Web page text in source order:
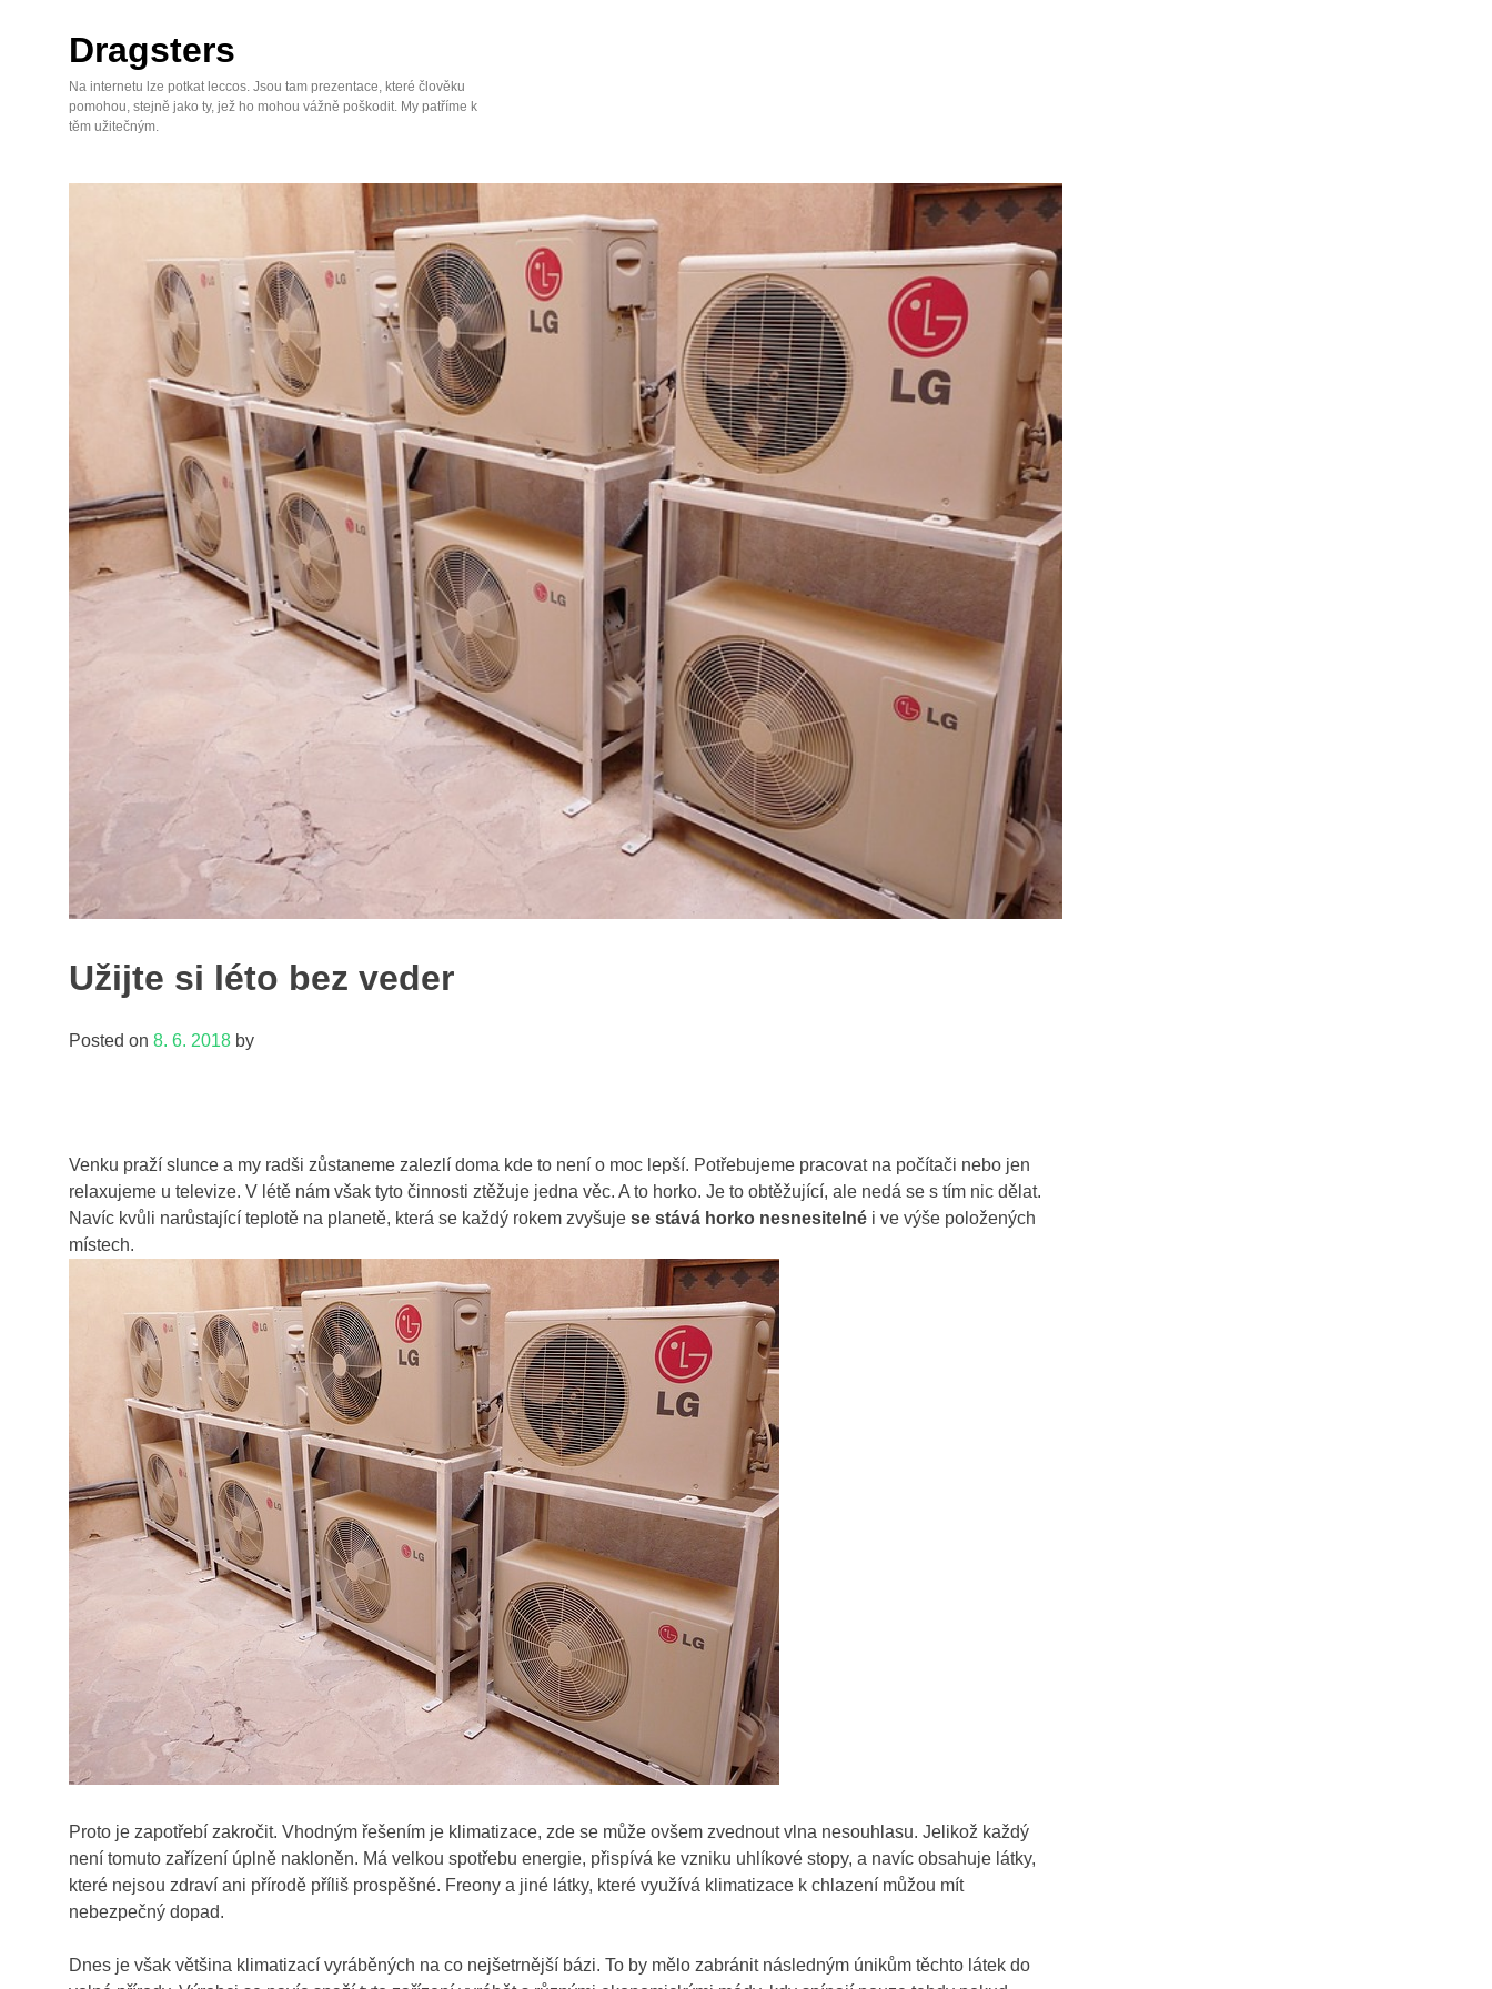
to
content
Dragsters
Na internetu lze potkat leccos. Jsou tam prezentace, které člověku
pomohou, stejně jako ty, jež ho mohou vážně poškodit. My patříme k
těm užitečným.
Užijte si léto bez veder
Posted on 8. 6. 2018 by
Venku praží slunce a my radši zůstaneme zalezlí doma kde to není o moc lepší. Potřebujeme pracovat na počítači nebo jen
relaxujeme u televize. V létě nám však tyto činnosti ztěžuje jedna věc. A to horko. Je to obtěžující, ale nedá se s tím nic dělat.
Navíc kvůli narůstající teplotě na planetě, která se každý rokem zvyšuje se stává horko nesnesitelné i ve výše položených
místech.
Proto je zapotřebí zakročit. Vhodným řešením je klimatizace, zde se může ovšem zvednout vlna nesouhlasu. Jelikož každý
není tomuto zařízení úplně nakloněn. Má velkou spotřebu energie, přispívá ke vzniku uhlíkové stopy, a navíc obsahuje látky,
které nejsou zdraví ani přírodě příliš prospěšné. Freony a jiné látky, které využívá klimatizace k chlazení můžou mít
nebezpečný dopad.
Dnes je však většina klimatizací vyráběných na co nejšetrnější bázi. To by mělo zabránit následným únikům těchto látek do